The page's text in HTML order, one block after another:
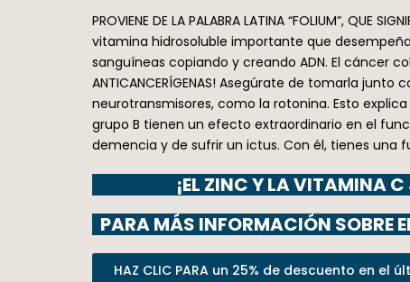
PROVIENE DE LA PALABRA LATINA “FOLIUM”, QUE
vitamina hidrosoluble importante que
sanguíneas copiando y creando ADN. El cáncer
ANTICANCERÍGENAS! Asegúrate de tomarla
neurotransmisores, como la rotonina. Esto
grupo B tienen un efecto extraordinario en el
demencia y de sufrir un ictus. Con él, tienes
¡EL ZINC Y LA VITAMINA
PARA MÁS INFORMACIÓN SOBRE
HAZ CLIC PARA un 25% de descuento en el